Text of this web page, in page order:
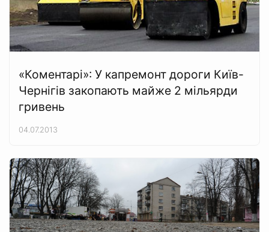
«Коментарі»: У капремонт дороги Київ-
Чернігів закопають майже 2 мільярди
гривень
04.07.2013